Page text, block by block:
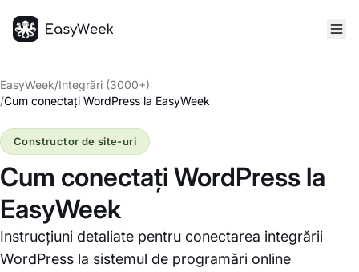
EasyWeek/Integrări (3000+)
/Cum conectați WordPress la EasyWeek
Cum conectați WordPress la
EasyWeek
Instrucțiuni detaliate pentru conectarea integrării
WordPress la sistemul de programări online
Constructor de site-uri